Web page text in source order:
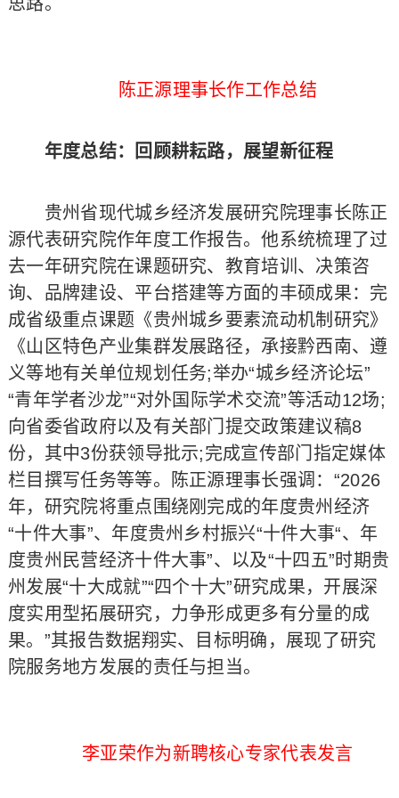
陈正源理事长作工作总结
年度总结：回顾耕耘路，展望新征程
贵州省现代城乡经济发展研究院理事长陈正
源代表研究院作年度工作报告。他系统梳理了过
去一年研究院在课题研究、教育培训、决策咨
询、品牌建设、平台搭建等方面的丰硕成果：完
成省级重点课题《贵州城乡要素流动机制研究》
《山区特色产业集群发展路径，承接黔西南、遵
义等地有关单位规划任务;举办“城乡经济论坛”
“青年学者沙龙”“对外国际学术交流”等活动12场;
向省委省政府以及有关部门提交政策建议稿8
份，其中3份获领导批示;完成宣传部门指定媒体
栏目撰写任务等等。陈正源理事长强调：“2026
年，研究院将重点围绕刚完成的年度贵州经济
“十件大事”、年度贵州乡村振兴“十件大事“、年
度贵州民营经济十件大事”、以及“十四五”时期贵
州发展“十大成就”“四个十大”研究成果，开展深
度实用型拓展研究，力争形成更多有分量的成
果。”其报告数据翔实、目标明确，展现了研究
院服务地方发展的责任与担当。
李亚荣作为新聘核心专家代表发言